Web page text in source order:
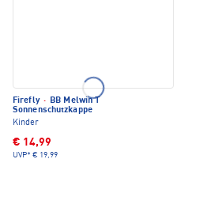
Firefly · BB Melwin T
Sonnenschutzkappe
Kinder
€ 14,99
UVP* € 19,99